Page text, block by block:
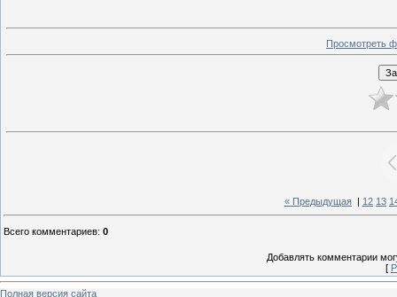
Просмотреть
« Предыдущая 12 13
Всего комментариев: 0
Добавлять комментарии
[
Полная версия сайта